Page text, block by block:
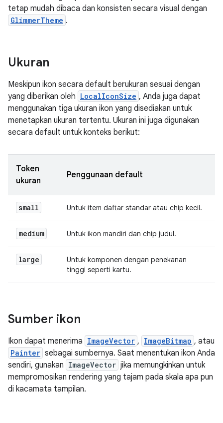
tetap mudah dibaca dan konsisten secara visual dengan
GlimmerTheme .
Ukuran
Meskipun ikon secara default berukuran sesuai dengan
yang diberikan oleh LocalIconSize , Anda juga dapat
menggunakan tiga ukuran ikon yang disediakan untuk
menetapkan ukuran tertentu. Ukuran ini juga digunakan
secara default untuk konteks berikut:
Token
ukuran
Penggunaan default
small Untuk item daftar standar atau chip kecil.
medium Untuk ikon mandiri dan chip judul.
large
Untuk komponen dengan penekanan
tinggi seperti kartu.
Sumber ikon
Ikon dapat menerima ImageVector , ImageBitmap , atau
Painter sebagai sumbernya. Saat menentukan ikon Anda
sendiri, gunakan ImageVector jika memungkinkan untuk
mempromosikan rendering yang tajam pada skala apa pun
di kacamata tampilan.